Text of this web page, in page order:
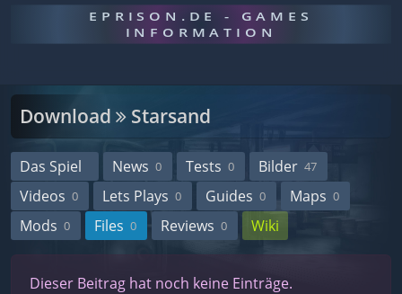
EPRISON.DE - GAMES
INFORMATION
Download Starsand
Das Spiel News 0 Tests 0 Bilder 47
Videos 0 Lets Plays 0 Guides 0 Maps 0
Mods 0 Files 0 Reviews 0 Wiki
Dieser Beitrag hat noch keine Einträge.